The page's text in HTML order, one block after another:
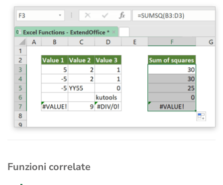
Funzioni correlate